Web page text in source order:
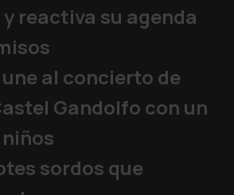
reactiva su agenda
une al concierto de
Gandolfo con un
sordos que